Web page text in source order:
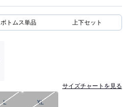
ボトムス単品 上下セット
サイズチャートを見る
L XL